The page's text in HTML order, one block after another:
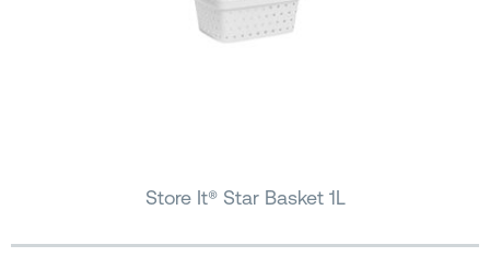
Store It® Star Basket 1L